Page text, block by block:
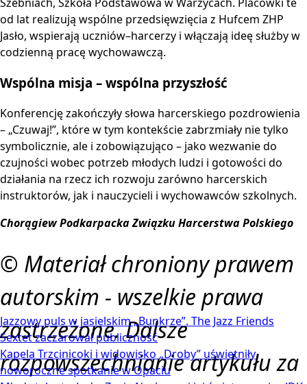
od lat realizują wspólne przedsięwzięcia z Hufcem ZHP
Jasło, wspierają uczniów–harcerzy i włączają ideę służby w
codzienną pracę wychowawczą.
Wspólna misja – wspólna przyszłość
Konferencję zakończyły słowa harcerskiego pozdrowienia
– „Czuwaj!”, które w tym kontekście zabrzmiały nie tylko
symbolicznie, ale i zobowiązująco – jako wezwanie do
czujności wobec potrzeb młodych ludzi i gotowości do
działania na rzecz ich rozwoju zarówno harcerskich
instruktorów, jak i nauczycieli i wychowawców szkolnych.
Chorągiew Podkarpacka Związku Harcerstwa Polskiego
© Materiał chroniony prawem
autorskim - wszelkie prawa
zastrzeżone. Dalsze
rozpowszechnianie artykułu za
Jazzowy puls w jasielskim „Bunkrze”. The Jazz Friends
Sextet zaczarował publiczność
Kapela Trzcinicoki i widowisko „Droby” uświetniły
noworoczne spotkanie w Opaciu